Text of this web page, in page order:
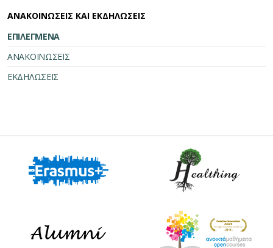
ΑΝΑΚΟΙΝΩΣΕΙΣ ΚΑΙ ΕΚΔΗΛΩΣΕΙΣ
ΕΠΙΛΕΓΜΕΝΑ
ΑΝΑΚΟΙΝΩΣΕΙΣ
ΕΚΔΗΛΩΣΕΙΣ